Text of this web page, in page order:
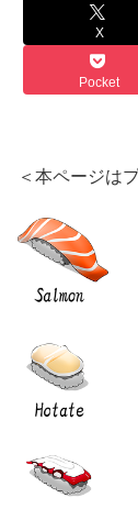
X
Pocket
＜本ページは